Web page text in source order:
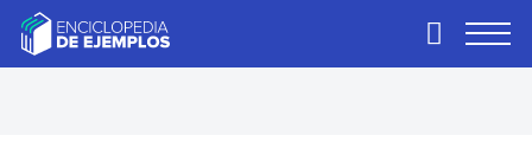
contentEjemplos
Necesitas ejemplos.
Primary